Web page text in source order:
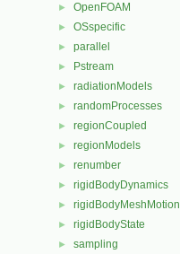
► OpenFOAM
► OSspecific
► parallel
► Pstream
► radiationModels
► randomProcesses
► regionCoupled
► regionModels
► renumber
► rigidBodyDynamics
► rigidBodyMeshMotion
► rigidBodyState
► sampling